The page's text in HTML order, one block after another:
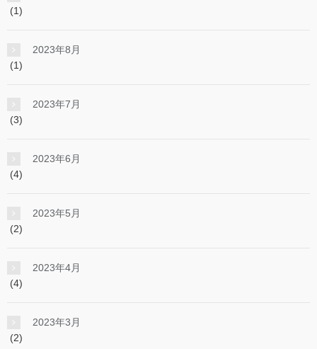
(1)
2023年8月
(1)
2023年7月
(3)
2023年6月
(4)
2023年5月
(2)
2023年4月
(4)
2023年3月
(2)